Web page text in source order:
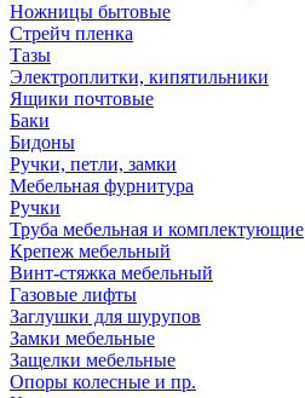
Ножницы бытовые
Стрейч пленка
Тазы
Электроплитки, кипятильники
Ящики почтовые
Баки
Бидоны
Ручки, петли, замки
Мебельная фурнитура
Ручки
Труба мебельная и комплектующие
Крепеж мебельный
Винт-стяжка мебельный
Газовые лифты
Заглушки для шурупов
Замки мебельные
Защелки мебельные
Опоры колесные и пр.